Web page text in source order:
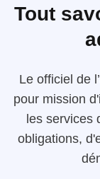
Tout
Le officiel de
pour mission
les services
obligations,